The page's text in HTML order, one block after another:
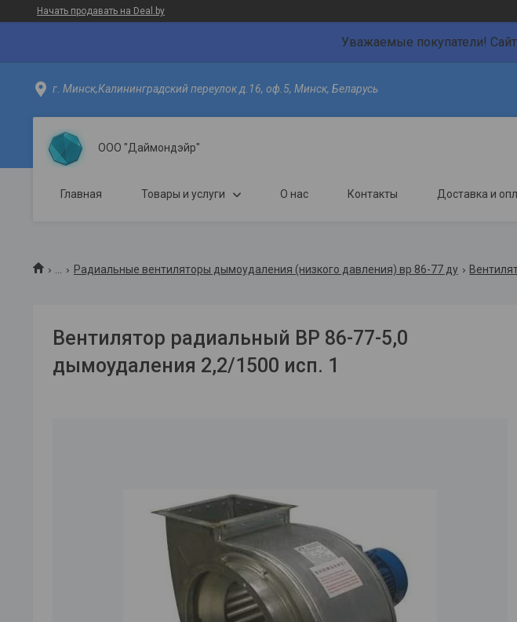
Начать продавать на Deal.by
Уважаемые покупатели!
г. Минск,Калининградский переулок д.16, оф.5, Минск, Беларусь
ООО "Даймондэйр"
Главная Товары и услуги О нас Контакты Доставка и
Радиальные вентиляторы дымоудаления (низкого давления) вр 86-77 ду
Вентилятор радиальный ВР 86-77-5,0
дымоудаления 2,2/1500 исп. 1